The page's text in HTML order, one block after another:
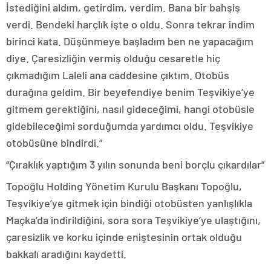
İstediğini aldım, getirdim, verdim. Bana bir bahşiş
verdi. Bendeki harçlık işte o oldu. Sonra tekrar indim
birinci kata. Düşünmeye başladım ben ne yapacağım
diye. Çaresizliğin vermiş olduğu cesaretle hiç
çıkmadığım Laleli ana caddesine çıktım. Otobüs
durağına geldim. Bir beyefendiye benim Teşvikiye’ye
gitmem gerektiğini, nasıl gideceğimi, hangi otobüsle
gidebileceğimi sorduğumda yardımcı oldu. Teşvikiye
otobüsüne bindirdi.”
“Çıraklık yaptığım 3 yılın sonunda beni borçlu çıkardılar”
Topoğlu Holding Yönetim Kurulu Başkanı Topoğlu,
Teşvikiye’ye gitmek için bindiği otobüsten yanlışlıkla
Maçka’da indirildiğini, sora sora Teşvikiye’ye ulaştığını,
çaresizlik ve korku içinde eniştesinin ortak olduğu
bakkalı aradığını kaydetti.